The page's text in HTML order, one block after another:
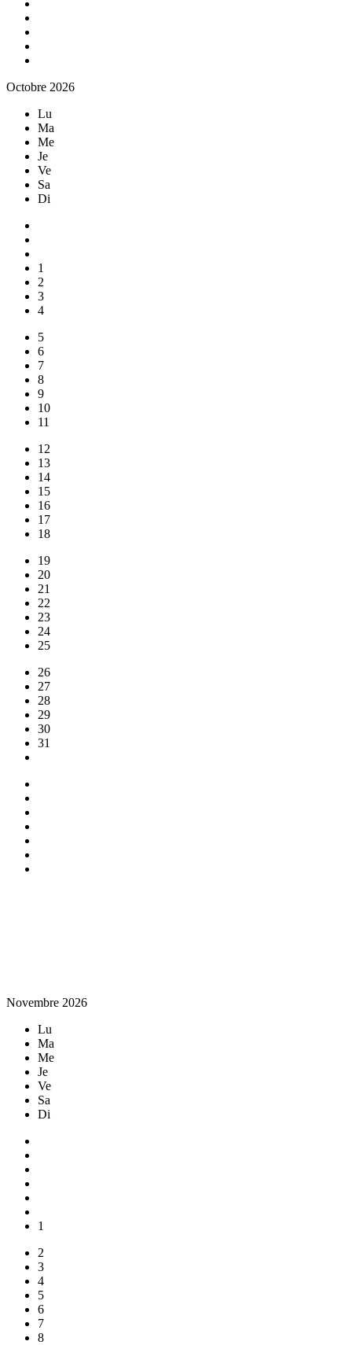
Octobre 2026
Lu
Ma
Me
Je
Ve
Sa
Di
1
2
3
4
5
6
7
8
9
10
11
12
13
14
15
16
17
18
19
20
21
22
23
24
25
26
27
28
29
30
31
Novembre 2026
Lu
Ma
Me
Je
Ve
Sa
Di
1
2
3
4
5
6
7
8